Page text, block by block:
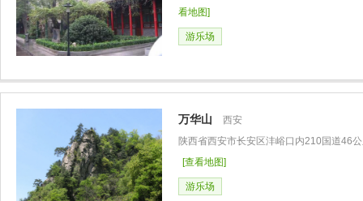
看地图]
游乐场
万华山
西安
陕西省西安市长安区沣峪口内210国道46
[查看地图]
游乐场